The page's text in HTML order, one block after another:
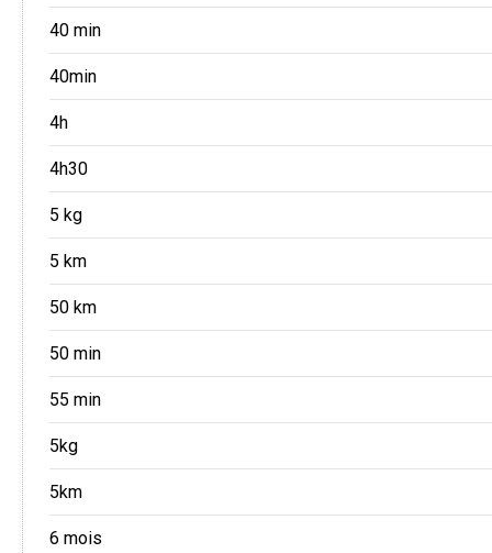
40 min
40min
4h
4h30
5 kg
5 km
50 km
50 min
55 min
5kg
5km
6 mois